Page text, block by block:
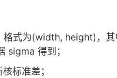
格式为(width, height)，
sigma 得到；
标准差；